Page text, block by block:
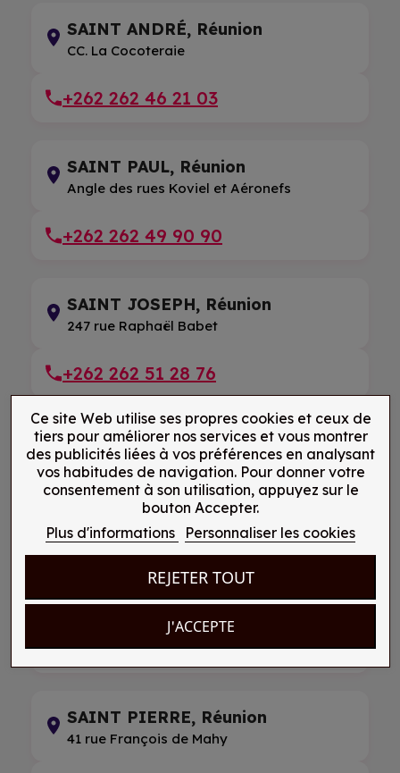
SAINT ANDRÉ, Réunion
CC. La Cocoteraie
+262 262 46 21 03
SAINT PAUL, Réunion
Angle des rues Koviel et Aéronefs
+262 262 49 90 90
SAINT JOSEPH, Réunion
247 rue Raphaël Babet
+262 262 51 28 76
SAINT LEU, Réunion
5 rue du Pressoir
09 76 31 28 85
SAINT PIERRE, Réunion
145 rue Marius et Ary Leblond
+262 262 33 55 41
SAINT PIERRE, Réunion
41 rue François de Mahy
Ce site Web utilise ses propres cookies et ceux de
tiers pour améliorer nos services et vous montrer
des publicités liées à vos préférences en analysant
vos habitudes de navigation. Pour donner votre
consentement à son utilisation, appuyez sur le
bouton Accepter.
Plus d'informations
Personnaliser les cookies
REJETER TOUT
J'ACCEPTE